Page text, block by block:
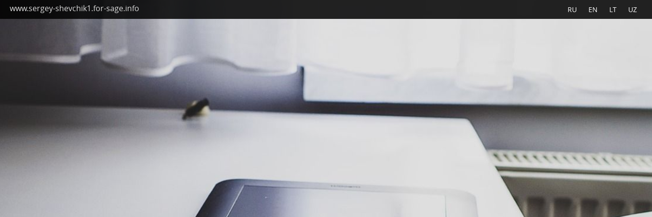
www.sergey-shevchik1.for-sage.info RU EN LT UZ